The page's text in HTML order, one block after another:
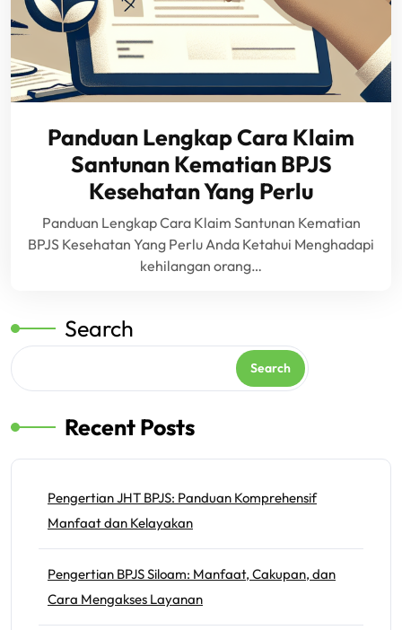
Panduan Lengkap Cara Klaim
Santunan Kematian BPJS
Kesehatan Yang Perlu
Panduan Lengkap Cara Klaim Santunan Kematian
BPJS Kesehatan Yang Perlu Anda Ketahui Menghadapi
kehilangan orang…
Search
Search
Recent Posts
Pengertian JHT BPJS: Panduan Komprehensif
Manfaat dan Kelayakan
Pengertian BPJS Siloam: Manfaat, Cakupan, dan
Cara Mengakses Layanan